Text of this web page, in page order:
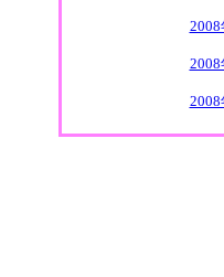
2008
2008
2008